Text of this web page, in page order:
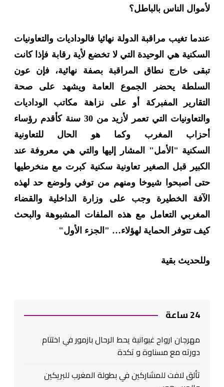
لأموال الناس بالباطل؟
عندما تغيب مراقبة الدولة نهائيا فالوداديات والتعاونيات
السكنية هي الوحيدة التي لا تخضع لأية رقابة فإذا كانت
تبقى خارج نطاق المراقبة بصفة نهائية، فإن عون
السلطة يحضر الجموع العامة ويشهد على صحة
التقارير المفبركة أو على نزاهة مكاتب الوداديات
والتعاونيات التي تعمر لأزيد من30 سنة كأقدم رؤساء
أحزاب المغرب وكما هو الحال للتعاونية
السكنية " الأمل"
المشار إليها والتي هي معروفة عند
الكبير قبل الصغير تعاونية سكنية كبرت مع منخرطيها
حتى أصبحوا شيوخا ومنهم من توفي ولوضع حد لهذه
الآفة الخطيرة وجب على وزارة الداخلية والقضاء
المغربي التعامل مع هذه الملفات المشبوهة والبحث
كيف تتوفر الحماية لهؤلاء… "الجزء الأول"
وللحديث بقية
24 ساعة
مهرجان ارواح غيوانية يحط الرحال بازمور في اختتام
دورته مع مسناوة و تكدة
تألق لافت للمشاركين في بطولة المغرب للبريكين